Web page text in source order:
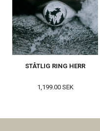
STÅTLIG RING HERR
1,199.00 SEK